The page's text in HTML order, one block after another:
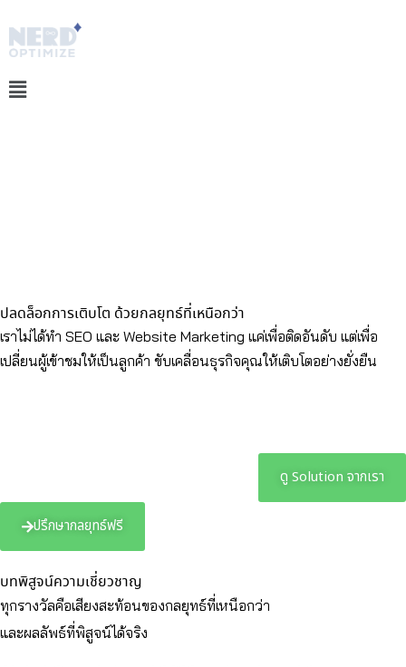
to
content
ปลดล็อกการเติบโต ด้วยกลยุทธ์ที่เหนือกว่า
เราไม่ได้ทำ SEO และ Website Marketing แค่เพื่อติดอันดับ แต่เพื่อ
เปลี่ยนผู้เข้าชมให้เป็นลูกค้า ขับเคลื่อนธุรกิจคุณให้เติบโตอย่างยั่งยืน
ดู Solution จากเรา
ปรึกษากลยุทธ์ฟรี
บทพิสูจน์ความเชี่ยวชาญ
ทุกรางวัลคือเสียงสะท้อนของกลยุทธ์ที่เหนือกว่า
และผลลัพธ์ที่พิสูจน์ได้จริง